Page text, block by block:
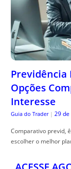
Previdência
Opções
Interesse
Guia do Trader | 29
Comparativo previd,
escolher o melhor